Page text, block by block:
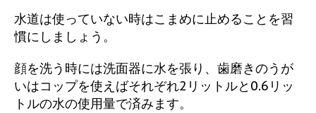
水道は使っていない時はこまめに止めることを習
慣にしましょう。
顔を洗う時には洗面器に水を張り、歯磨きのうが
いはコップを使えばそれぞれ2リットルと0.6リッ
トルの水の使用量で済みます。